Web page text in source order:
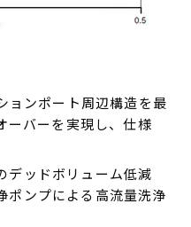
ョンポート周辺構造を最
ーバーを実現し、仕様
デッドボリューム低減
ポンプによる高流量洗浄